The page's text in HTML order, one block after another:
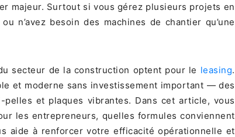
majeur. Surtout si vous gérez plusieurs projets en
n’avez besoin des machines de chantier qu’une
secteur de la construction optent pour le leasing.
et moderne sans investissement important — des
et plaques vibrantes. Dans cet article, vous
les entrepreneurs, quelles formules conviennent
aide à renforcer votre efficacité opérationnelle et